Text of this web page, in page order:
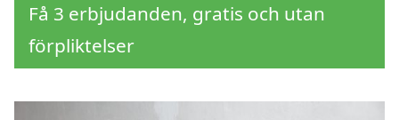
Få 3 erbjudanden, gratis och utan
förpliktelser